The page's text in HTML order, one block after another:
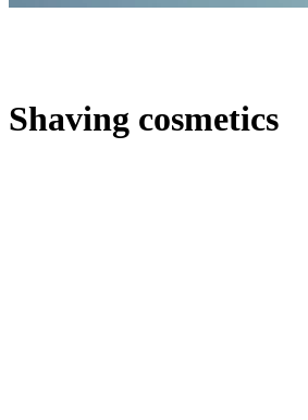
Shaving cosmetics